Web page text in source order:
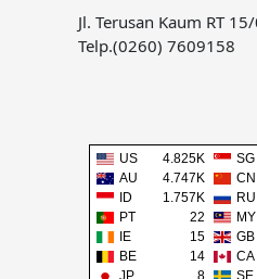
Jl. Terusan Kaum RT
Telp.(0260) 7609158
US 4.825K SG
AU
4.747K CN
ID
1.757K RU
PT
22 MY
IE
15 GB
BE
14 CA
JP
8 SE